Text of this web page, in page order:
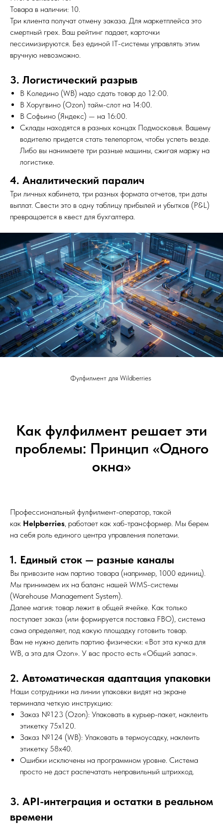
Товара в наличии: 10.
Три клиента получат отмену заказа. Для маркетплейса это
смертный грех. Ваш рейтинг падает, карточки
пессимизируются. Без единой IT-системы управлять этим
вручную невозможно.
3. Логистический разрыв
В Коледино (WB) надо сдать товар до 12:00.
В Хоругвино (Ozon) тайм-слот на 14:00.
В Софьино (Яндекс) — на 16:00.
Склады находятся в разных концах Подмосковья. Вашему
водителю придется стать телепортом, чтобы успеть везде.
Либо вы нанимаете три разные машины, сжигая маржу на
логистике.
4. Аналитический паралич
Три личных кабинета, три разных формата отчетов, три даты
выплат. Свести это в одну таблицу прибылей и убытков (P&L)
превращается в квест для бухгалтера.
Фулфилмент для Wildberries
Как фулфилмент решает эти
проблемы: Принцип «Одного
окна»
Профессиональный фулфилмент-оператор, такой
как Helpberries, работает как хаб-трансформер. Мы берем
на себя роль единого центра управления полетами.
1. Единый сток — разные каналы
Вы привозите нам партию товара (например, 1000 единиц).
Мы принимаем их на баланс нашей WMS-системы
(Warehouse Management System).
Далее магия: товар лежит в общей ячейке. Как только
поступает заказ (или формируется поставка FBO), система
сама определяет, под какую площадку готовить товар.
Вам не нужно делить партию физически: «Вот эта кучка для
WB, а эта для Ozon». У вас просто есть «Общий запас».
2. Автоматическая адаптация упаковки
Наши сотрудники на линии упаковки видят на экране
терминала четкую инструкцию:
Заказ №123 (Ozon): Упаковать в курьер-пакет, наклеить
этикетку 75х120.
Заказ №124 (WB): Упаковать в термоусадку, наклеить
этикетку 58х40.
Ошибки исключены на программном уровне. Система
просто не даст распечатать неправильный штрихкод.
3. API-интеграция и остатки в реальном
времени